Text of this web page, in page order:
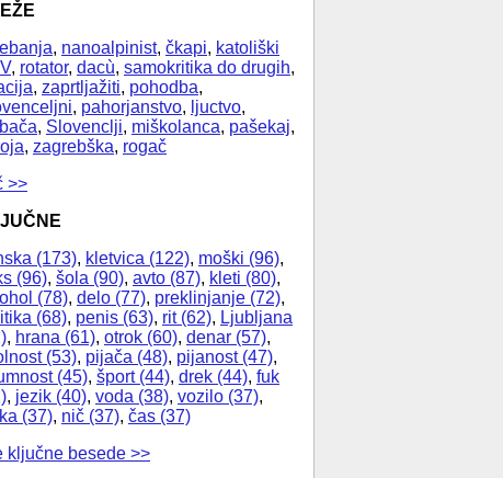
, nanoalpinist, čkapi, katoliški
, rotator, dacù, samokritika do drugih,
, zaprtljažiti, pohodba,
, pahorjanstvo, ljuctvo,
, Slovenclji, miškolanca, pašekaj,
, zagrebška, rogač
>>
(173), kletvica (122), moški (96),
(96), šola (90), avto (87), kleti (80),
(78), delo (77), preklinjanje (72),
(68), penis (63), rit (62), Ljubljana
, hrana (61), otrok (60), denar (57),
(53), pijača (48), pijanost (47),
(45), šport (44), drek (44), fuk
, jezik (40), voda (38), vozilo (37),
(37), nič (37), čas (37)
ključne besede >>